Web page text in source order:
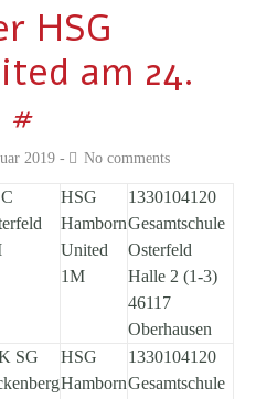
HSG
am 24.
#
2019 No comments
HSG
Hamborn
United
1M
1330104120
Gesamtschule
Osterfeld
Halle 2 (1-3)
46117
Oberhausen
SG
HSG
Hamborn
1330104120
Gesamtschule